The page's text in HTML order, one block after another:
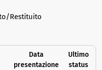
Restituito
Data
presentazione
Ultimo
status